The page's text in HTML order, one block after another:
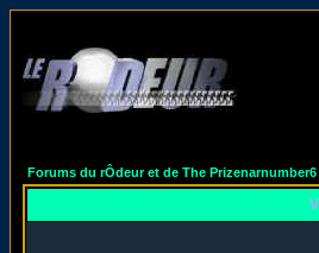
Forums du rÔdeur et de The